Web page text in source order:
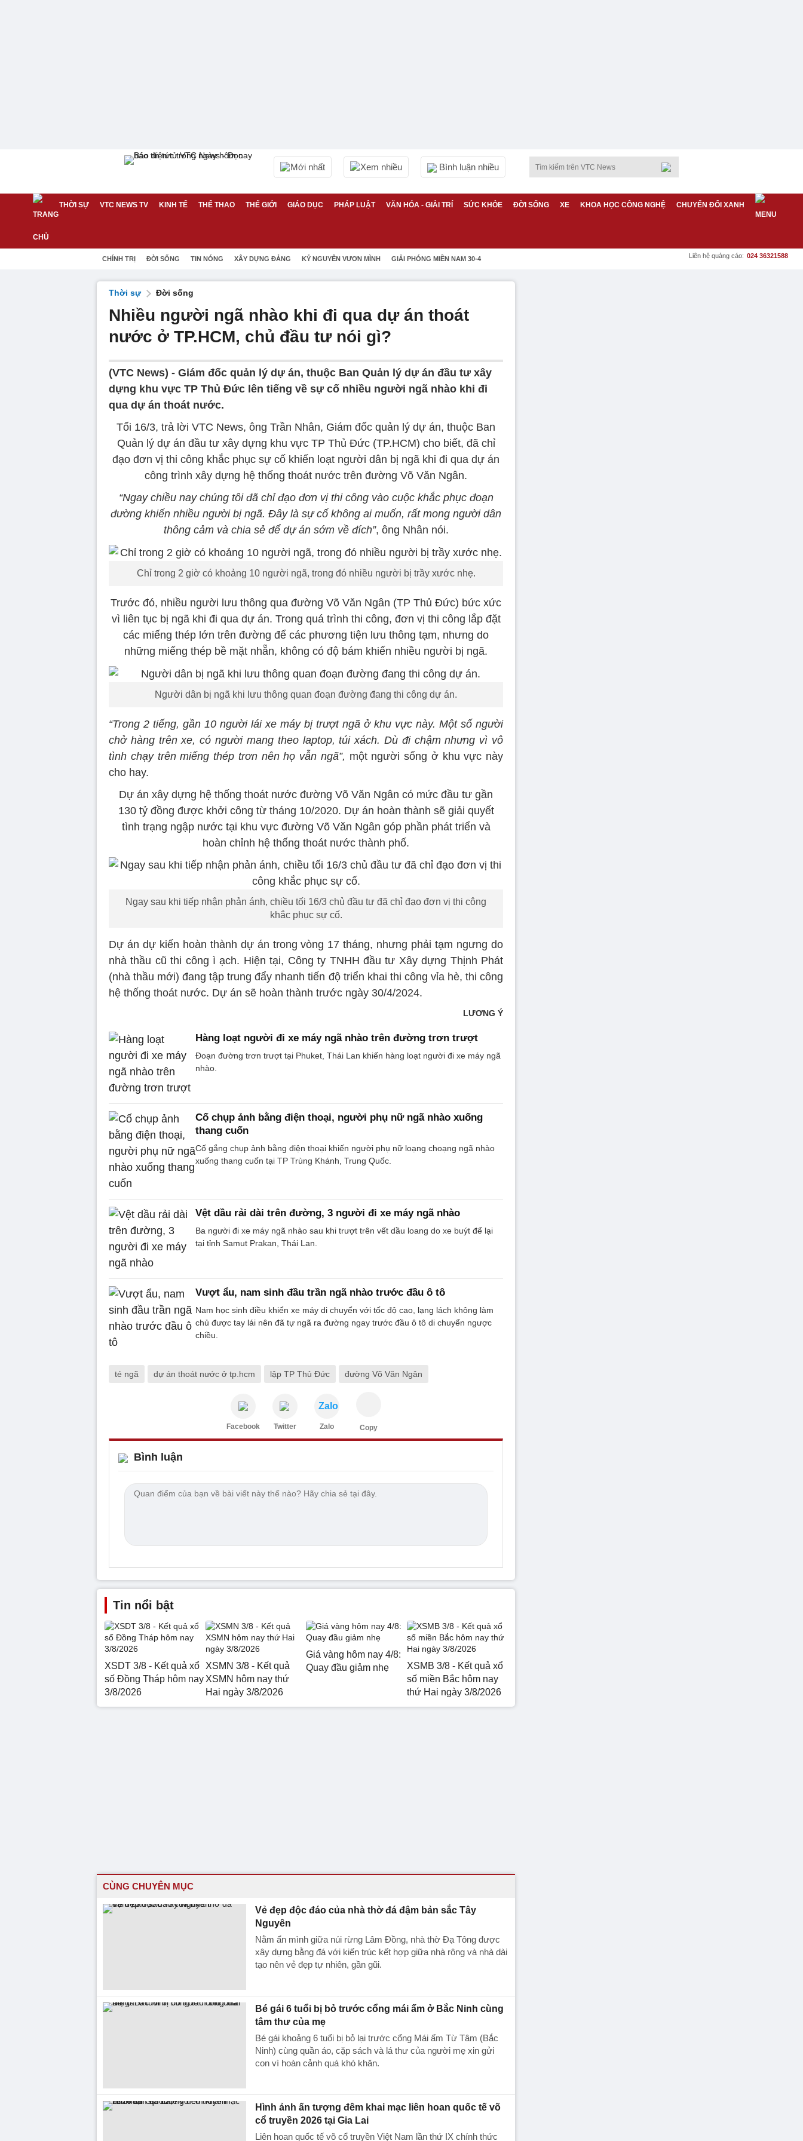
Mới nhất Xem nhiều Bình luận nhiều
THỜI SỰ VTC NEWS TV KINH TẾ THỂ THAO THẾ GIỚI GIÁO DỤC PHÁP LUẬT VĂN HÓA - GIẢI TRÍ SỨC KHỎE ĐỜI SỐNG XE KHOA HỌC CÔNG NGHỆ CHUYỂN ĐỔI XANH
CHÍNH TRỊ ĐỜI SỐNG TIN NÓNG XÂY DỰNG ĐẢNG KỶ NGUYÊN VƯƠN MÌNH GIẢI PHÓNG MIỀN NAM 30-4 Liên hệ quảng cáo: 024 36321588
Thời sự Đời sống
Nhiều người ngã nhào khi đi qua dự án thoát
nước ở TP.HCM, chủ đầu tư nói gì?
(VTC News) - Giám đốc quản lý dự án, thuộc Ban Quản lý dự án đầu tư xây
dựng khu vực TP Thủ Đức lên tiếng về sự cố nhiều người ngã nhào khi đi
qua dự án thoát nước.
Tối 16/3, trả lời VTC News, ông Trần Nhân, Giám đốc quản lý dự án, thuộc Ban
Quản lý dự án đầu tư xây dựng khu vực TP Thủ Đức (TP.HCM) cho biết, đã chỉ
đạo đơn vị thi công khắc phục sự cố khiến loạt người dân bị ngã khi đi qua dự án
công trình xây dựng hệ thống thoát nước trên đường Võ Văn Ngân.
“Ngay chiều nay chúng tôi đã chỉ đạo đơn vị thi công vào cuộc khắc phục đoạn
đường khiến nhiều người bị ngã. Đây là sự cố không ai muốn, rất mong người dân
thông cảm và chia sẻ để dự án sớm về đích”, ông Nhân nói.
Chỉ trong 2 giờ có khoảng 10 người ngã, trong đó nhiều người bị trầy xước nhẹ.
Trước đó, nhiều người lưu thông qua đường Võ Văn Ngân (TP Thủ Đức) bức xức
vì liên tục bị ngã khi đi qua dự án. Trong quá trình thi công, đơn vị thi công lắp đặt
các miếng thép lớn trên đường để các phương tiện lưu thông tạm, nhưng do
những miếng thép bề mặt nhẵn, không có độ bám khiến nhiều người bị ngã.
Người dân bị ngã khi lưu thông quan đoạn đường đang thi công dự án.
“Trong 2 tiếng, gần 10 người lái xe máy bị trượt ngã ở khu vực này. Một số người
chở hàng trên xe, có người mang theo laptop, túi xách. Dù đi chậm nhưng vì vô
tình chạy trên miếng thép trơn nên họ vẫn ngã”, một người sống ở khu vực này
cho hay.
Dự án xây dựng hệ thống thoát nước đường Võ Văn Ngân có mức đầu tư gần
130 tỷ đồng được khởi công từ tháng 10/2020. Dự án hoàn thành sẽ giải quyết
tình trạng ngập nước tại khu vực đường Võ Văn Ngân góp phần phát triển và
hoàn chỉnh hệ thống thoát nước thành phố.
Ngay sau khi tiếp nhận phản ánh, chiều tối 16/3 chủ đầu tư đã chỉ đạo đơn vị thi công
khắc phục sự cố.
Dự án dự kiến hoàn thành dự án trong vòng 17 tháng, nhưng phải tạm ngưng do
nhà thầu cũ thi công ì ạch. Hiện tại, Công ty TNHH đầu tư Xây dựng Thịnh Phát
(nhà thầu mới) đang tập trung đẩy nhanh tiến độ triển khai thi công vỉa hè, thi công
hệ thống thoát nước. Dự án sẽ hoàn thành trước ngày 30/4/2024.
LƯƠNG Ý
Hàng loạt người đi xe máy ngã nhào trên đường trơn trượt
Đoạn đường trơn trượt tại Phuket, Thái Lan khiến hàng loạt người đi xe máy ngã
nhào.
Cố chụp ảnh bằng điện thoại, người phụ nữ ngã nhào xuống
thang cuốn
Cố gắng chụp ảnh bằng điện thoại khiến người phụ nữ loạng choạng ngã nhào
xuống thang cuốn tại TP Trùng Khánh, Trung Quốc.
Vệt dầu rải dài trên đường, 3 người đi xe máy ngã nhào
Ba người đi xe máy ngã nhào sau khi trượt trên vết dầu loang do xe buýt để lại
tại tỉnh Samut Prakan, Thái Lan.
Vượt ẩu, nam sinh đầu trần ngã nhào trước đầu ô tô
Nam học sinh điều khiển xe máy di chuyển với tốc độ cao, lạng lách không làm
chủ được tay lái nên đã tự ngã ra đường ngay trước đầu ô tô di chuyển ngược
chiều.
té ngã dự án thoát nước ở tp.hcm lập TP Thủ Đức đường Võ Văn Ngân
Facebook Twitter
Zalo
Zalo Copy
Bình luận
Tin nổi bật
XSDT 3/8 - Kết quả xổ
số Đồng Tháp hôm nay
3/8/2026
XSMN 3/8 - Kết quả
XSMN hôm nay thứ
Hai ngày 3/8/2026
Giá vàng hôm nay 4/8:
Quay đầu giảm nhẹ
XSMB 3/8 - Kết quả xổ
số miền Bắc hôm nay
thứ Hai ngày 3/8/2026
CÙNG CHUYÊN MỤC
Vẻ đẹp độc đáo của nhà thờ đá đậm bản sắc Tây
Nguyên
Nằm ẩn mình giữa núi rừng Lâm Đồng, nhà thờ Đạ Tông được
xây dựng bằng đá với kiến trúc kết hợp giữa nhà rông và nhà dài
tạo nên vẻ đẹp tự nhiên, gần gũi.
Bé gái 6 tuổi bị bỏ trước cổng mái ấm ở Bắc Ninh cùng
tâm thư của mẹ
Bé gái khoảng 6 tuổi bị bỏ lại trước cổng Mái ấm Từ Tâm (Bắc
Ninh) cùng quần áo, cặp sách và lá thư của người mẹ xin gửi
con vì hoàn cảnh quá khó khăn.
Hình ảnh ấn tượng đêm khai mạc liên hoan quốc tế võ
cổ truyền 2026 tại Gia Lai
Liên hoan quốc tế võ cổ truyền Việt Nam lần thứ IX chính thức